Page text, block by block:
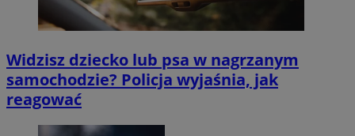
Widzisz dziecko lub psa w nagrzanym
samochodzie? Policja wyjaśnia, jak
reagować